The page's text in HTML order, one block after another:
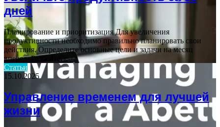
дней
Планирование и приоритизация Для увеличения
продуктивности необходимо правильно планировать свои
действия. Определите основные цели и задачи на месяц
вперед. Разбейте…
Статьи
15.10.2025
Управление временем для лучшей
жизни